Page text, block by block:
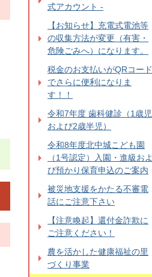
式アカウント -
【お知らせ】充電式電池等
の収集方法が変更（有害・
危険ごみへ）になります。
税金のお支払いがQRコード
でさらに便利になりま
す！！
令和7年度 歯科健診（1歳児
および2歳半児）
令和8年度北中城こども園
（1号認定）入園・進級およ
び預かり保育申込のご案内
被災地支援をかたる不審電
話にご注意下さい
【注意喚起】還付金詐欺に
ご注意ください！
農を活かした健康福祉の里
づくり事業